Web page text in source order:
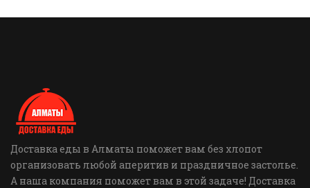
Доставка еды в Алматы поможет вам без хлопот
организовать любой аперитив и праздничное застолье.
А наша компания поможет вам в этой задаче! Доставка